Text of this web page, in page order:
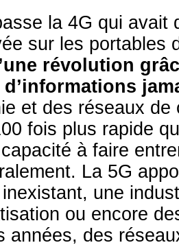
la 4G qui avait
sur les portables
révolution
et des réseaux
fois plus rapide
à faire
La 5G
une
ou encore
années, des